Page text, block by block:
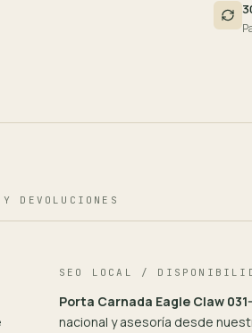
DEVOLUCIONES
SEO LOCAL /
Porta Carnada Eagle Claw
nacional y asesoría desde